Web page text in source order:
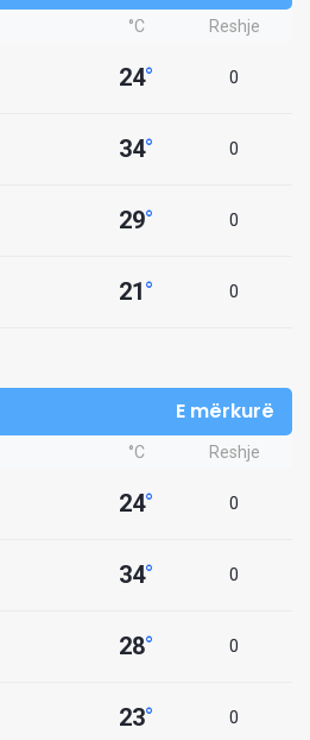
°C Reshje
24° 0
34° 0
29° 0
21° 0
E mërkurë
°C Reshje
24° 0
34° 0
28° 0
23° 0